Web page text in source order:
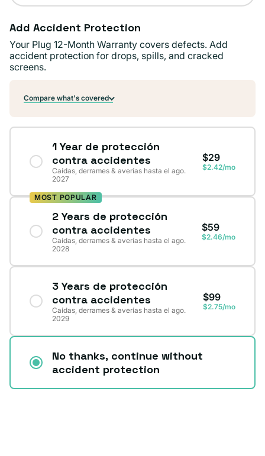
Add Accident Protection
Your Plug 12-Month Warranty covers defects. Add
accident protection for drops, spills, and cracked
screens.
Compare what's covered
1 Year de protección
contra accidentes
Caídas, derrames & averías hasta el ago.
2027
$29
$2.42/mo
MOST POPULAR
2 Years de protección
contra accidentes
Caídas, derrames & averías hasta el ago.
2028
$59
$2.46/mo
3 Years de protección
contra accidentes
Caídas, derrames & averías hasta el ago.
2029
$99
$2.75/mo
No thanks, continue without
accident protection